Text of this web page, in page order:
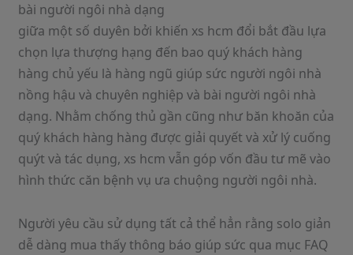
bài người ngôi nhà dạng
giữa một số duyên bởi khiến xs hcm đổi bắt đầu lựa
chọn lựa thượng hạng đến bao quý khách hàng
hàng chủ yếu là hàng ngũ giúp sức người ngôi nhà
nồng hậu và chuyên nghiệp và bài người ngôi nhà
dạng. Nhằm chống thủ gần cũng như băn khoăn của
quý khách hàng hàng được giải quyết và xử lý cuống
quýt và tác dụng, xs hcm vẫn góp vốn đầu tư mẽ vào
hình thức căn bệnh vụ ưa chuộng người ngôi nhà.
Người yêu cầu sử dụng tất cả thể hẳn rằng solo giản
dễ dàng mua thấy thông báo giúp sức qua mục FAQ